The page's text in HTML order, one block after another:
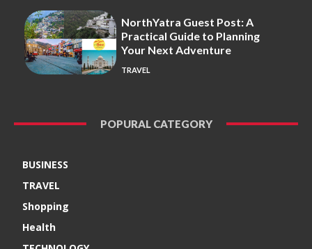
NorthYatra Guest Post: A
Practical Guide to Planning
Your Next Adventure
TRAVEL
POPURAL CATEGORY
BUSINESS
TRAVEL
Shopping
Health